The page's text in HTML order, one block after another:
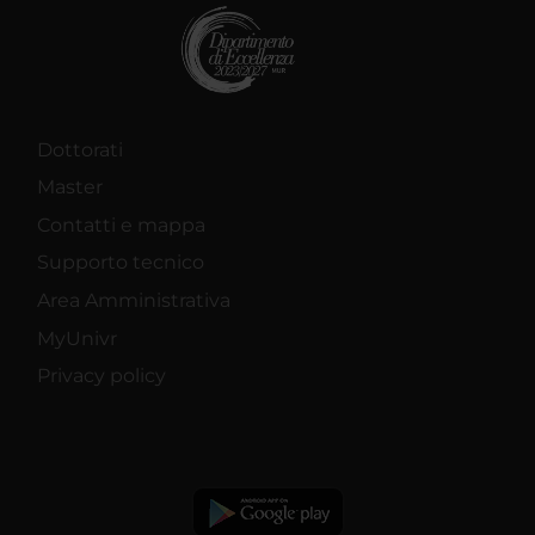
Dottorati
Master
Contatti e mappa
Supporto tecnico
Area Amministrativa
MyUnivr
Privacy policy